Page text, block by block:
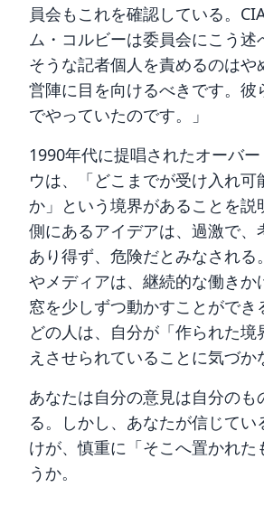
員会もこれを確認している。
ム・コルビーは委員会にこう述
そうな記者個人を責めるのはや
営陣に目を向けるべきです。彼
でやっていたのです。」
1990年代に提唱されたオーバ
ウは、「どこまでが受け入れ可
か」という境界があることを説
側にあるアイデアは、過激で、
あり得ず、危険だとみなされる
やメディアは、継続的な働きか
窓を少しずつ動かすことができ
どの人は、自分が「作られた境
えさせられていることに気づか
あなたは自分の意見は自分のも
る。しかし、あなたが信じてい
けが、慎重に「そこへ置かれた
うか。